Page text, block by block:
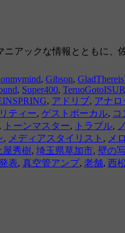
アックな情報とともに
, Gibson,
, Super400,
, アドリブ, アナ
ティー, ゲストボーカル, コ
, トーンマスター, トラブル,
, メディアスタイリスト , メ
屋秀樹, 埼玉県草加市, 壁の
表, 真空管アンプ, 老舗, 西